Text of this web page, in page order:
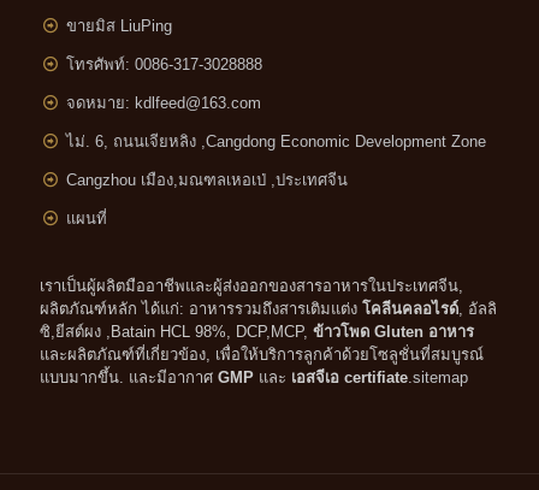
ขายมิส LiuPing
โทรศัพท์: 0086-317-3028888
จดหมาย: kdlfeed@163.com
ไม่. 6, ถนนเจียหลิง ,Cangdong Economic Development Zone
Cangzhou เมือง,มณฑลเหอเป่ ,ประเทศจีน
แผนที่
เราเป็นผู้ผลิตมืออาชีพและผู้ส่งออกของสารอาหารในประเทศจีน,
ผลิตภัณฑ์หลัก ได้แก่: อาหารรวมถึงสารเติมแต่ง โคลีนคลอไรด์ , อัลลิ
ซิ,ยีสต์ผง ,Batain HCL 98%, DCP,MCP, ข้าวโพด Gluten อาหาร
และผลิตภัณฑ์ที่เกี่ยวข้อง, เพื่อให้บริการลูกค้าด้วยโซลูชั่นที่สมบูรณ์
แบบมากขึ้น. และมีอากาศ GMP และ เอสจีเอ certifiate sitemap